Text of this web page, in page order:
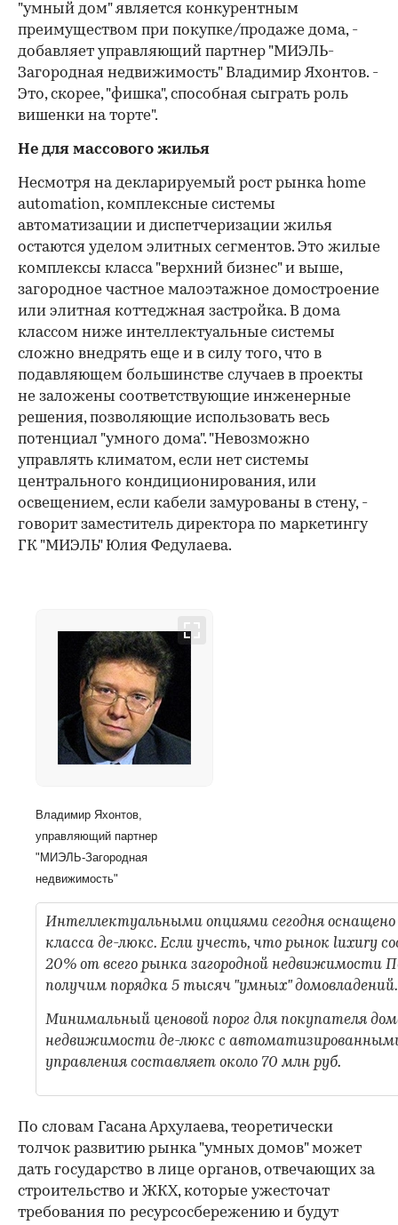
"умный дом" является конкурентным
преимуществом при покупке/продаже дома, -
добавляет управляющий партнер "МИЭЛЬ-
Загородная недвижимость" Владимир Яхонтов. -
Это, скорее, "фишка", способная сыграть роль
вишенки на торте".
Не для массового жилья
Несмотря на декларируемый рост рынка home
automation, комплексные системы
автоматизации и диспетчеризации жилья
остаются уделом элитных сегментов. Это жилые
комплексы класса "верхний бизнес" и выше,
загородное частное малоэтажное домостроение
или элитная коттеджная застройка. В дома
классом ниже интеллектуальные системы
сложно внедрять еще и в силу того, что в
подавляющем большинстве случаев в проекты
не заложены соответствующие инженерные
решения, позволяющие использовать весь
потенциал "умного дома". "Невозможно
управлять климатом, если нет системы
центрального кондиционирования, или
освещением, если кабели замурованы в стену, -
говорит заместитель директора по маркетингу
ГК "МИЭЛЬ" Юлия Федулаева.
Владимир Яхонтов,
управляющий партнер
"МИЭЛЬ-Загородная
недвижимость"
Интеллектуальными опциями сегодня оснащено
класса де-люкс. Если учесть, что рынок luxury
20% от всего рынка загородной недвижимости
получим порядка 5 тысяч "умных" домовладений.
Минимальный ценовой порог для покупателя
недвижимости де-люкс с
управления составляет около 70 млн руб.
По словам Гасана Архулаева, теоретически
толчок развитию рынка "умных домов" может
дать государство в лице органов, отвечающих за
строительство и ЖКХ, которые ужесточат
требования по ресурсосбережению и будут